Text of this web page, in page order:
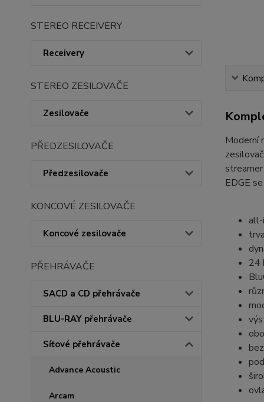
STEREO RECEIVERY
Receivery
STEREO ZESILOVAČE
Zesilovače
PŘEDZESILOVAČE
Předzesilovače
KONCOVÉ ZESILOVAČE
Koncové zesilovače
PŘEHRÁVAČE
SACD a CD přehrávače
BLU-RAY přehrávače
Síťové přehrávače
Advance Acoustic
Arcam
Moderní
EDGE
24